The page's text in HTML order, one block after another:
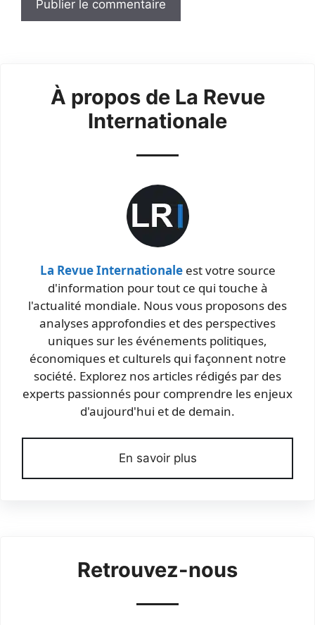
À propos de La Revue
Internationale
La Revue Internationaleest votre source
d'information pour tout ce qui touche à
l'actualité mondiale. Nous vous proposons des
analyses approfondies et des perspectives
uniques sur les événements politiques,
économiques et culturels qui façonnent notre
société. Explorez nos articles rédigés par des
experts passionnés pour comprendre les enjeux
d'aujourd'hui et de demain.
En savoir plus
Retrouvez-nous